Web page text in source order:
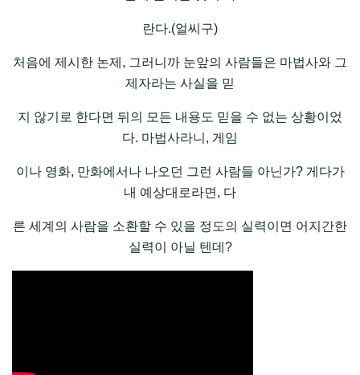
란다.(얼씨구)
처음에 제시한 논제, 그러니까 눈앞의 사람들은 마법사와 그
제자라는 사실을 믿
지 않기로 한다면 뒤의 모든 내용도 믿을 수 없는 상황이었
다. 마법사라니, 게임
이나 영화, 만화에서나 나오던 그런 사람들 아닌가? 게다가
내 예상대로라면, 다
른 세계의 사람을 소환할 수 있을 정도의 실력이면 어지간한
실력이 아닐 텐데?